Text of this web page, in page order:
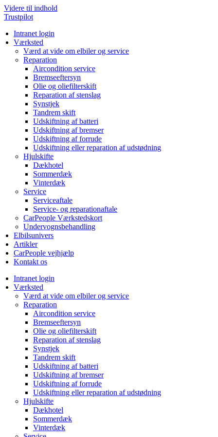
Videre til indhold
Trustpilot
Intranet login
Værksted
Værd at vide om elbiler og service
Reparation
Aircondition service
Bremseeftersyn
Olie og oliefilterskift
Reparation af stenslag
Synstjek
Tandrem skift
Udskiftning af batteri
Udskiftning af bremser
Udskiftning af forrude
Udskiftning eller reparation af udstødning
Hjulskifte
Dækhotel
Sommerdæk
Vinterdæk
Service
Serviceaftale
Service- og reparationaftale
CarPeople Værkstedskort
Undervognsbehandling
Elbilsunivers
Artikler
CarPeople vejhjælp
Kontakt os
Intranet login
Værksted
Værd at vide om elbiler og service
Reparation
Aircondition service
Bremseeftersyn
Olie og oliefilterskift
Reparation af stenslag
Synstjek
Tandrem skift
Udskiftning af batteri
Udskiftning af bremser
Udskiftning af forrude
Udskiftning eller reparation af udstødning
Hjulskifte
Dækhotel
Sommerdæk
Vinterdæk